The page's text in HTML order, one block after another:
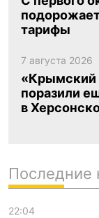
тарифы
7 августа 2026
«Крымский
поразили
в
Последние
22:04